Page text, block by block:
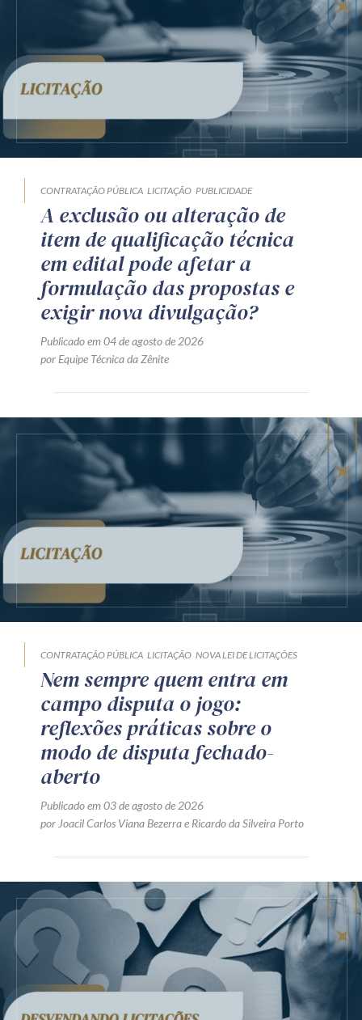
CONTRATAÇÃO PÚBLICA LICITAÇÃO PUBLICIDADE
A exclusão ou alteração de
item de qualificação técnica
em edital pode afetar a
formulação das propostas e
exigir nova divulgação?
Publicado em 04 de agosto de 2026
por Equipe Técnica da Zênite
CONTRATAÇÃO PÚBLICA LICITAÇÃO NOVA LEI DE LICITAÇÕES
Nem sempre quem entra em
campo disputa o jogo:
reflexões práticas sobre o
modo de disputa fechado-
aberto
Publicado em 03 de agosto de 2026
porJoacil Carlos Viana Bezerrae Ricardo da Silveira Porto